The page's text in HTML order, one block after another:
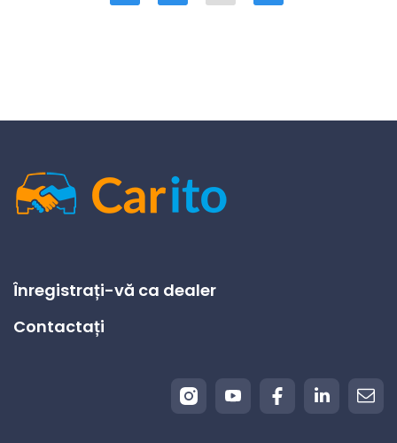
Înregistrați-vă ca dealer
Contactați